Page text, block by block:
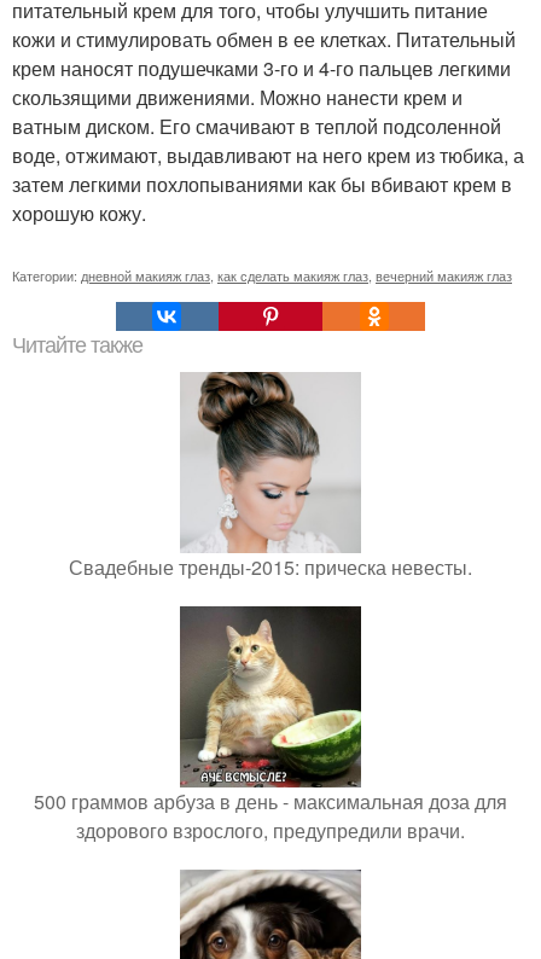
питательный крем для того, чтобы улучшить питание
кожи и стимулировать обмен в ее клетках. Питательный
крем наносят подушечками 3-го и 4-го пальцев легкими
скользящими движениями. Можно нанести крем и
ватным диском. Его смачивают в теплой подсоленной
воде, отжимают, выдавливают на него крем из тюбика, а
затем легкими похлопываниями как бы вбивают крем в
хорошую кожу.
Категории: дневной макияж глаз как сделать макияж глаз вечерний макияж глаз
Читайте также
Свадебные тренды-2015: прическа невесты.
500 граммов арбуза в день - максимальная доза для
здорового взрослого, предупредили врачи.